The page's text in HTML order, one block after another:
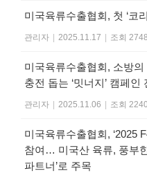
미국육류수출협회, 첫 ‘코
관리자 2025.11.17 조회 2748
미국육류수출협회, 소방
충전 돕는 ‘밋너지’ 캠페인
관리자 2025.11.06 조회 2240
미국육류수출협회, ‘2025
참여… 미국산 육류, 풍부
파트너’로 주목